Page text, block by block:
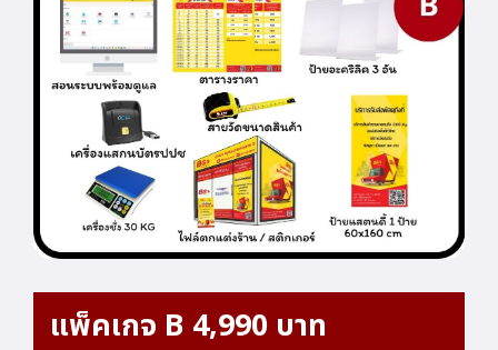
แพ็คเกจ B 4,990 บาท